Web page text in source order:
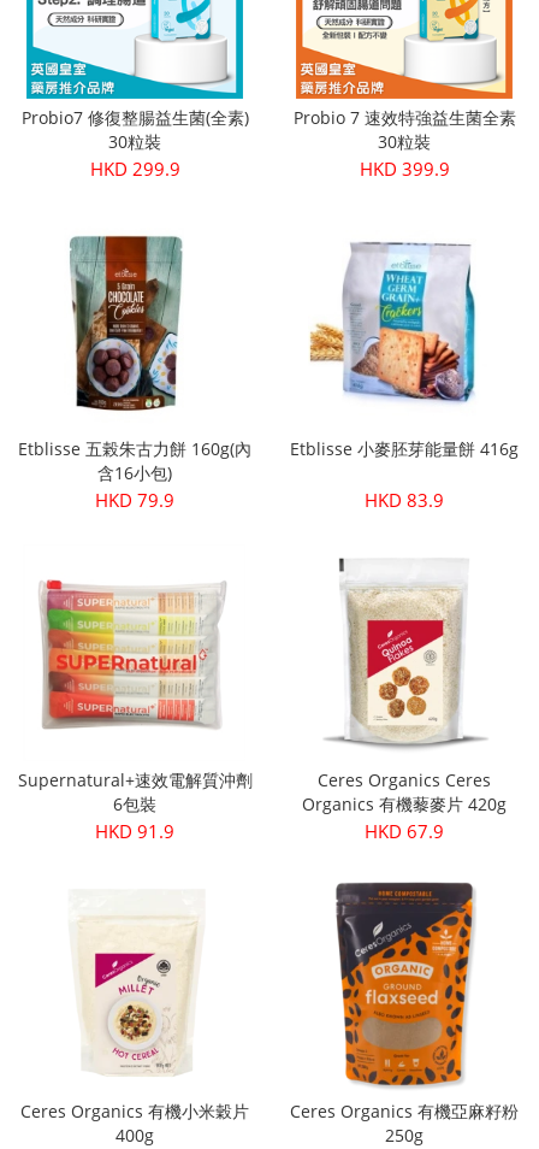
Probio7 修復整腸益生菌(全素)
30粒裝
HKD 299.9
Probio 7 速效特強益生菌全素
30粒裝
HKD 399.9
Etblisse 五榖朱古力餅 160g(內
含16小包)
HKD 79.9
Etblisse 小麥胚芽能量餅 416g
HKD 83.9
Supernatural+速效電解質沖劑
6包裝
HKD 91.9
Ceres Organics Ceres
Organics 有機藜麥片 420g
HKD 67.9
Ceres Organics 有機小米穀片
400g
Ceres Organics 有機亞麻籽粉
250g